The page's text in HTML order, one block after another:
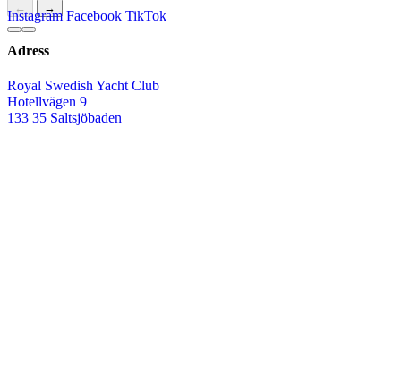
← →
Instagram Facebook TikTok
Adress
Royal Swedish Yacht Club
Hotellvägen 9
133 35 Saltsjöbaden